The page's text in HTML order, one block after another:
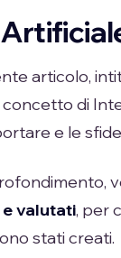
articolo,
di
e le
valutati, per
stati creati.